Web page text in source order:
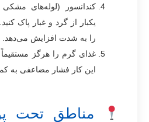
کندانسور (لوله‌های
یکبار از گرد و غبار پاک
را به شدت افزایش می‌دهد.
غذای گرم را هرگز مستقیماً
این کار فشار مضاعفی به
مناطق تحت